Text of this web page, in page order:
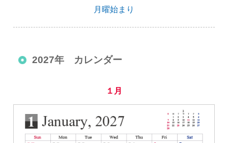
月曜始まり
2027年 カレンダー
１月